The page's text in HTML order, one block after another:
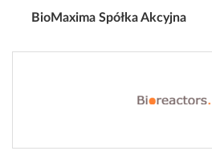
BioMaxima Spółka Akcyjna